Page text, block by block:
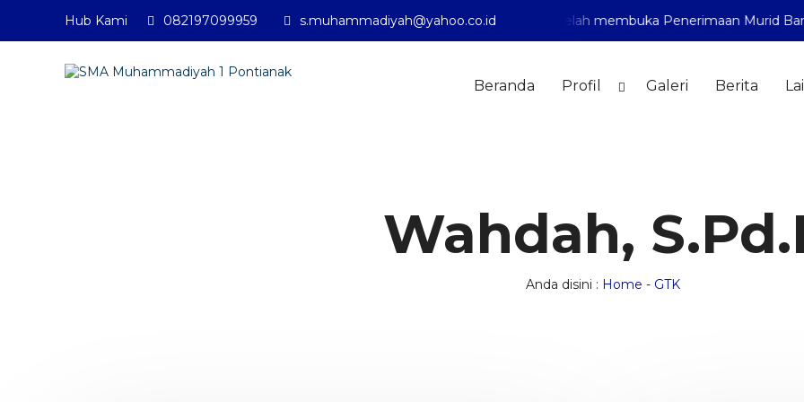
Hub Kami 082197099959 s.muhammadiyah@yahoo.co.id
SMA Muhammadiyah 1 Pontianak telah membuka Penerimaan Murid Baru
Beranda Profil Galeri Berita
Wahdah,
Anda disini : Home - GTK